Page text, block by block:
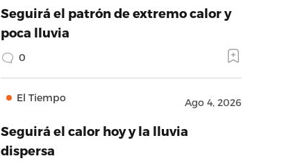
Seguirá el patrón de extremo calor y
poca lluvia
0
El Tiempo Ago 4, 2026
Seguirá el calor hoy y la lluvia
dispersa